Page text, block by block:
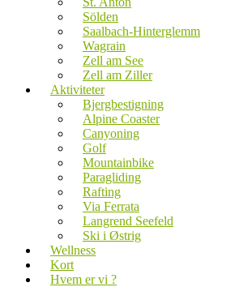
Sölden
Saalbach-Hinterglemm
Wagrain
Zell am See
Zell am Ziller
Aktiviteter
Bjergbestigning
Alpine Coaster
Canyoning
Golf
Mountainbike
Paragliding
Rafting
Via Ferrata
Langrend Seefeld
Ski i Østrig
Wellness
Kort
Hvem er vi ?